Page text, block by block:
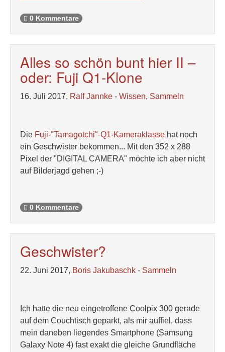
0 Kommentare
Alles so schön bunt hier II –
oder: Fuji Q1-Klone
16. Juli 2017, Ralf Jannke - Wissen, Sammeln
Die Fuji-"Tamagotchi"-Q1-Kameraklasse hat noch
ein Geschwister bekommen... Mit den 352 x 288
Pixel der "DIGITAL CAMERA" möchte ich aber nicht
auf Bilderjagd gehen ;-)
0 Kommentare
Geschwister?
22. Juni 2017, Boris Jakubaschk - Sammeln
Ich hatte die neu eingetroffene Coolpix 300 gerade
auf dem Couchtisch geparkt, als mir auffiel, dass
mein daneben liegendes Smartphone (Samsung
Galaxy Note 4) fast exakt die gleiche Grundfläche